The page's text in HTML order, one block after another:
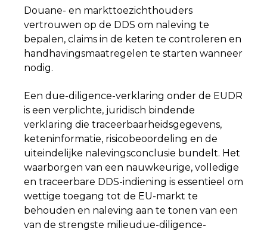
Douane- en markttoezichthouders
vertrouwen op de DDS om naleving te
bepalen, claims in de keten te controleren en
handhavingsmaatregelen te starten wanneer
nodig.
Een due-diligence-verklaring onder de EUDR
is een verplichte, juridisch bindende
verklaring die traceerbaarheidsgegevens,
keteninformatie, risicobeoordeling en de
uiteindelijke nalevingsconclusie bundelt. Het
waarborgen van een nauwkeurige, volledige
en traceerbare DDS-indiening is essentieel om
wettige toegang tot de EU-markt te
behouden en naleving aan te tonen van een
van de strengste milieudue-diligence-